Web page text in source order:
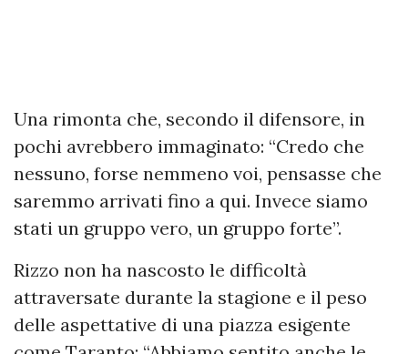
Una rimonta che, secondo il difensore, in
pochi avrebbero immaginato: “Credo che
nessuno, forse nemmeno voi, pensasse che
saremmo arrivati fino a qui. Invece siamo
stati un gruppo vero, un gruppo forte”.
Rizzo non ha nascosto le difficoltà
attraversate durante la stagione e il peso
delle aspettative di una piazza esigente